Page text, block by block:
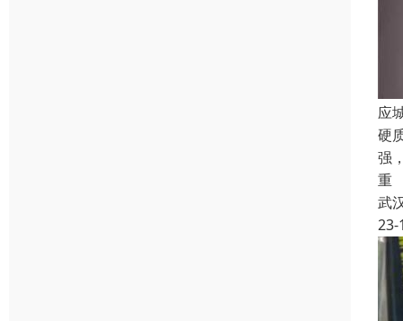
应
硬
强
重
武
23-